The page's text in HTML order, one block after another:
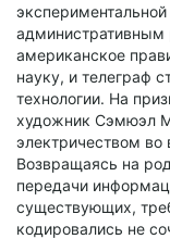
административным
американское
науку, и телеграф
технологии. На
художник Сэмюэл
электричеством во
Возвращаясь на
передачи
существующих,
кодировались не